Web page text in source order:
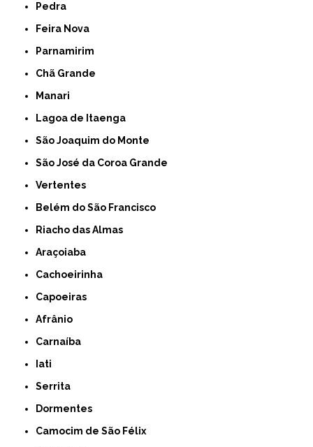
Pedra
Feira Nova
Parnamirim
Chã Grande
Manari
Lagoa de Itaenga
São Joaquim do Monte
São José da Coroa Grande
Vertentes
Belém do São Francisco
Riacho das Almas
Araçoiaba
Cachoeirinha
Capoeiras
Afrânio
Carnaíba
Iati
Serrita
Dormentes
Camocim de São Félix